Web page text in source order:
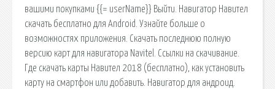
вашими покупками {{= userName}} Выйти. Навигатор Навител
скачать бесплатно для Android. Узнайте больше о
возможностях приложения. Скачать последнюю полную
версию карт для навигатора Navitel. Ссылки на скачивание.
Где скачать карты Навител 2018 (бесплатно), как установить
карту на смартфон или добавить. Навигатор для андроид.